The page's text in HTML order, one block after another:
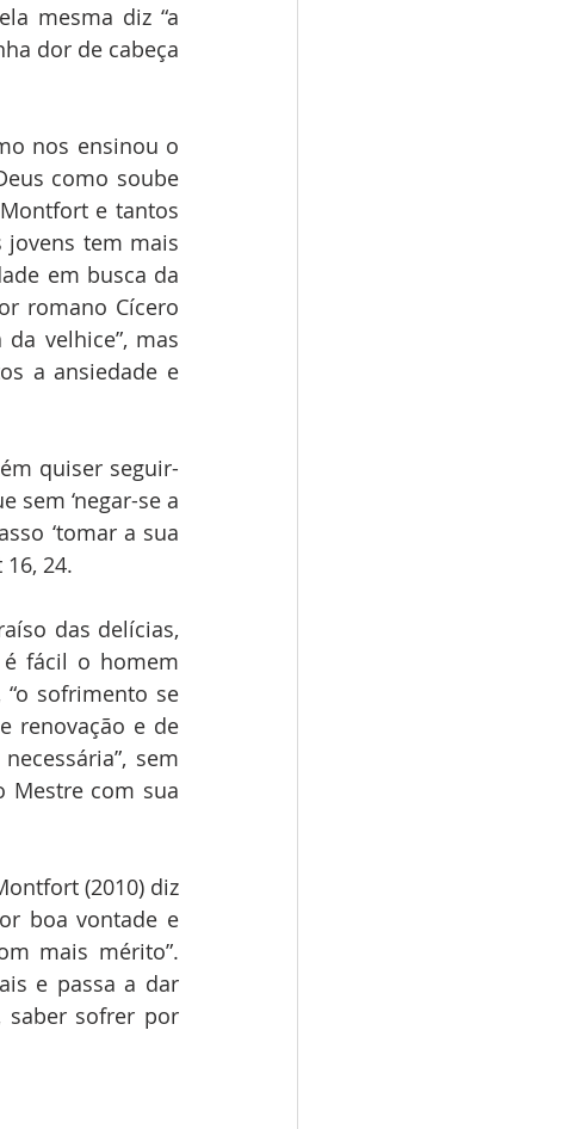
mesma diz “a
dor de cabeça
nos ensinou o
como soube
e tantos
jovens tem mais
em busca da
romano Cícero
velhice”, mas
a ansiedade e
quiser seguir-
sem ‘negar-se a
‘tomar a sua
24.
das delícias,
é fácil o homem
sofrimento se
renovação e de
sem
Mestre com sua
(2010) diz
boa vontade e
mais mérito”.
e passa a dar
saber sofrer por